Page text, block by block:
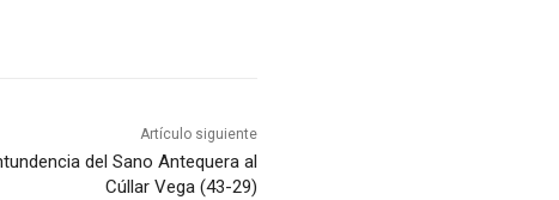
Artículo siguiente
del Sano Antequera al
Cúllar Vega (43-29)